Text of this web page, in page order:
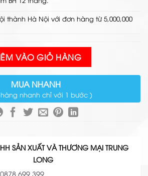
thành Hà Nội với đơn hàng từ 5,000,000
TL128 số lượng
VÀO GIỎ HÀNG
MUA NHANH
nhanh chỉ với 1 bước )
SẢN XUẤT VÀ THƯƠNG MẠI TRUNG
LONG
0878 699 399